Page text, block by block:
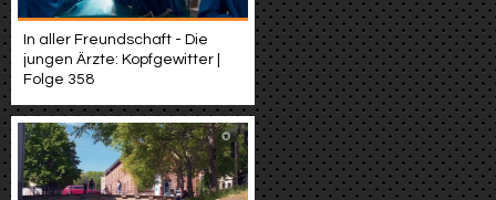
In aller Freundschaft - Die
jungen Ärzte: Kopfgewitter |
Folge 358